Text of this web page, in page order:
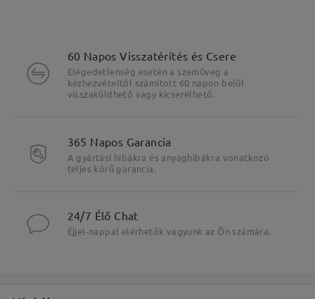
Fő jellemzők kiemelése
60 Napos Visszatérítés és Csere
Elégedetlenség esetén a szemüveg a
kézhezvételtől számított 60 napon belül
visszaküldhető vagy kicserélhető.
365 Napos Garancia
A gyártási hibákra és anyaghibákra vonatkozó
teljes körű garancia.
24/7 Élő Chat
Éjjel-nappal elérhetők vagyunk az Ön számára.